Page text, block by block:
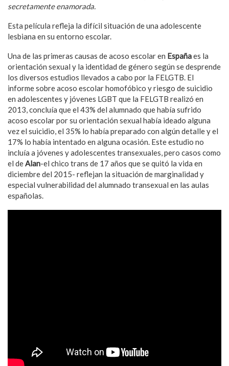
secretamente enamorada.
Esta película refleja la difícil situación de una adolescente
lesbiana en su entorno escolar.
Una de las primeras causas de acoso escolar en Españaes la
orientación sexual y la identidad de género según se desprende
los diversos estudios llevados a cabo por la FELGTB. El
informe sobre acoso escolar homofóbico y riesgo de suicidio
en adolescentes y jóvenes LGBT que la FELGTB realizó en
2013, concluía que el 43% del alumnado que había sufrido
acoso escolar por su orientación sexual había ideado alguna
vez el suicidio, el 35% lo había preparado con algún detalle y el
17% lo había intentado en alguna ocasión. Este estudio no
incluía a jóvenes y adolescentes transexuales, pero casos como
el deAlan-el chico trans de 17 años que se quitó la vida en
diciembre del 2015- reflejan la situación de marginalidad y
especial vulnerabilidad del alumnado transexual en las aulas
españolas.